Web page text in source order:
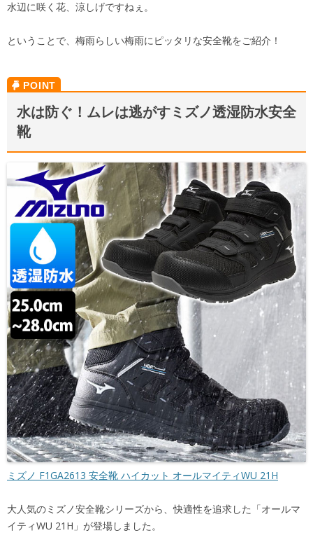
水辺に咲く花、涼しげですねぇ。
ということで、梅雨らしい梅雨にピッタリな安全靴をご紹介！
水は防ぐ！ムレは逃がすミズノ透湿防水安全
靴
ミズノ F1GA2613 安全靴 ハイカット オールマイティWU 21H
大人気のミズノ安全靴シリーズから、快適性を追求した「オールマ
イティWU 21H」が登場しました。